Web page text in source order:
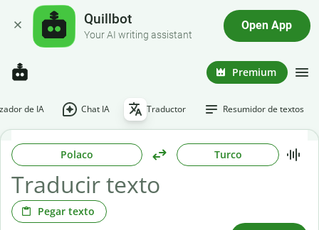
Quillbot
Your AI writing assistant
Open App
Premium
de IA Chat IA Traductor Resumidor de textos
Polaco Turco
Pegar texto